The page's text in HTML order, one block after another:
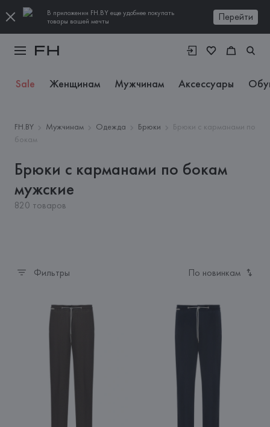
В приложении FH.BY еще удобнее покупать
товары вашей мечты
Перейти
Sale Женщинам Мужчинам Аксессуары
FH.BY Мужчинам Одежда Брюки
Брюки с карманами по
бокам
Брюки с карманами по бокам
мужские
820 товаров
Фильтры По новинкам